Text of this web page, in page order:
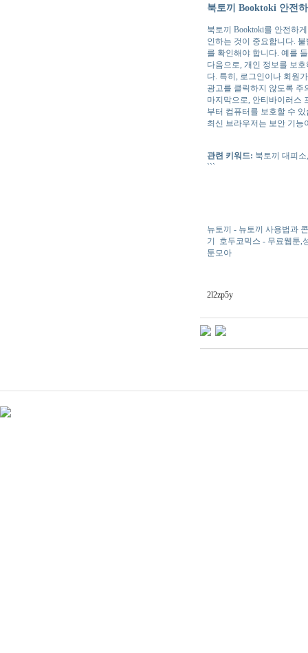
북토끼 Booktoki 안전
북토끼 Booktoki를 안전하
인하는 것이 중요합니다.
를 확인해야 합니다. 예를
다음으로, 개인 정보를 보
다. 특히, 로그인이나 회원
광고를 클릭하지 않도록 주
마지막으로, 안티바이러스
부터 컴퓨터를 보호할 수
최신 브라우저는 보안 기능
관련 키워드: 북토끼 대피
```
뉴토끼 - 뉴토끼 사용법과
기
호두코믹스 - 무료웹툰,
툰모아
2l2zp5y